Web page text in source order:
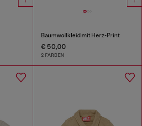
Baumwollkleid mit Herz-Print
€ 50,00
2 FARBEN